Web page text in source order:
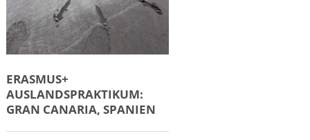
ERASMUS+
AUSLANDSPRAKTIKUM:
GRAN CANARIA, SPANIEN